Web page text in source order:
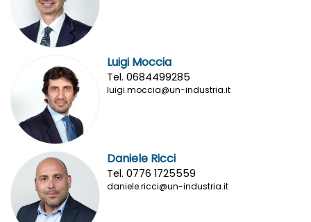
Luigi Moccia
Tel. 0684499285
luigi.moccia@un-industria.it
Daniele Ricci
Tel. 0776 1725559
daniele.ricci@un-industria.it